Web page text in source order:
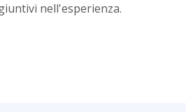
nell'esperienza.